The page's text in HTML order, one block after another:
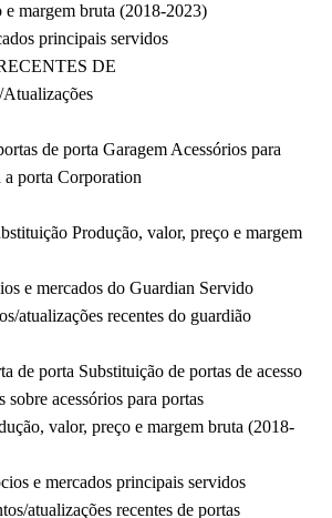
e margem bruta (2018-2023)
principais servidos
DE
de porta Garagem Acessórios para
a porta Corporation
Produção, valor, preço e margem
e mercados do Guardian Servido
atualizações recentes do guardião
de porta Substituição de portas de acesso
acessórios para portas
valor, preço e margem bruta (2018-
e mercados principais servidos
atualizações recentes de portas